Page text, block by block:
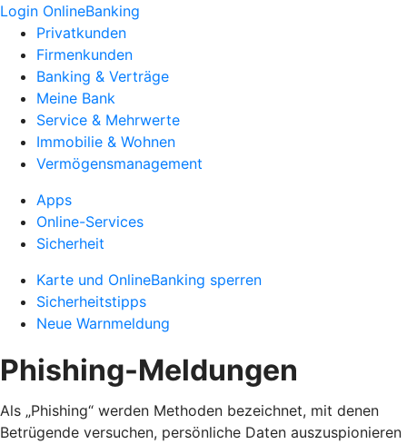
Login OnlineBanking
Privatkunden
Firmenkunden
Banking & Verträge
Meine Bank
Service & Mehrwerte
Immobilie & Wohnen
Vermögensmanagement
Apps
Online-Services
Sicherheit
Karte und OnlineBanking sperren
Sicherheitstipps
Neue Warnmeldung
Phishing-Meldungen
Als „Phishing“ werden Methoden bezeichnet, mit denen
Betrügende versuchen, persönliche Daten auszuspionieren